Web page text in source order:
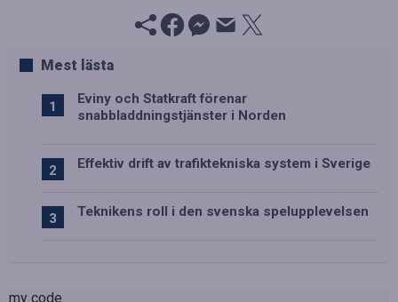
Mest lästa
Eviny och Statkraft förenar
snabbladdningstjänster i Norden
Effektiv drift av trafiktekniska system i Sverige
Teknikens roll i den svenska spelupplevelsen
my code